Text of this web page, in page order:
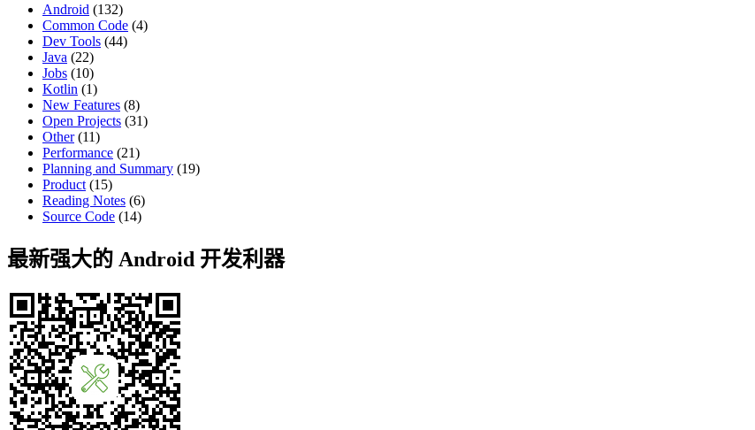
Android (132)
Common Code (4)
Dev Tools (44)
Java (22)
Jobs (10)
Kotlin (1)
New Features (8)
Open Projects (31)
Other(11)
Performance (21)
Planning and Summary (19)
Product (15)
Reading Notes (6)
Source Code (14)
最新强大的 Android 开发利器